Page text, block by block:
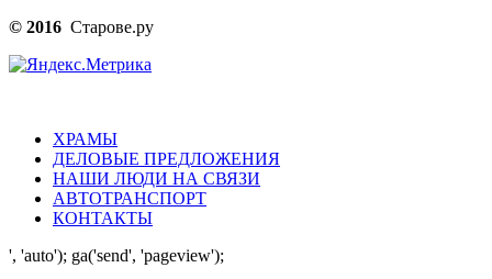
© 2016 Старове.ру
ХРАМЫ
ДЕЛОВЫЕ ПРЕДЛОЖЕНИЯ
НАШИ ЛЮДИ НА СВЯЗИ
АВТОТРАНСПОРТ
КОНТАКТЫ
', 'auto'); ga('send', 'pageview');